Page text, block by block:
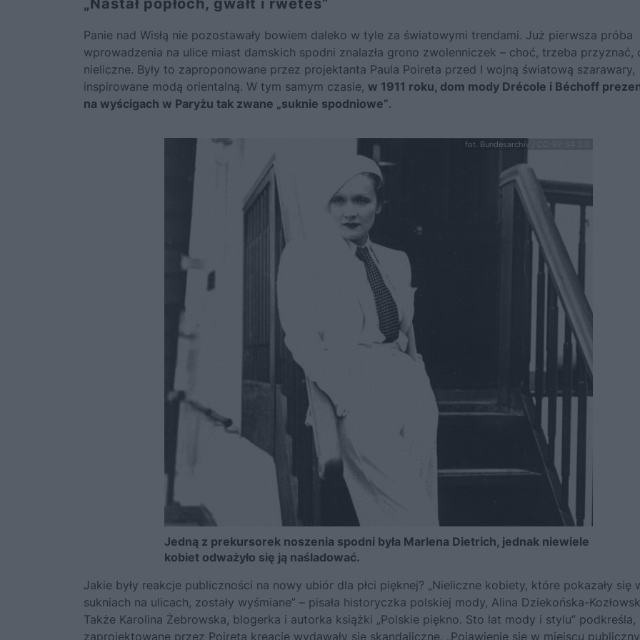
„Nastał popłoch, gwałt i rwetes”
Panie nad Wisłą nie pozostawały bowiem daleko w tyle za światowymi trendami. Już pierwsza próba
wprowadzenia na ulice miast damskich spodni znalazła grono zwolenniczek – choć, trzeba przyznać,
nieliczne. Były to zaproponowane przez projektanta Paula Poireta przed I wojną światową szarawary,
inspirowane modą orientalną. W tym samym czasie, w 1911 roku, dom mody Drécole i Béchoff
na wyścigach w Paryżu tak zwane „suknie spodniowe”.
fot. Bundesarchiv / CC-BY-SA 3.0
Jedną z prekursorek noszenia spodni była Marlena Dietrich, jednak niewiele
kobiet odważyło się ją naśladować.
Jakie były reakcje publiczności na nowy ubiór dla płci pięknej? „Nieliczne kobiety, które pokazały się
sukniach na ulicach, zostały wyśmiane” – pisała historyczka polskiej mody, Alina Dziekońska-
Także Karolina Żebrowska, blogerka i autorka książki „Polskie piękno. Sto lat mody i stylu” podkreśla,
zaprojektowane przez Poireta kreacje wydawały się skandaliczne. „Pojawienie się w miejscu